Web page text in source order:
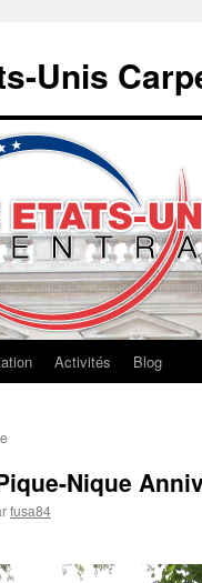
Unis
Activités Blog
Nique
fusa84